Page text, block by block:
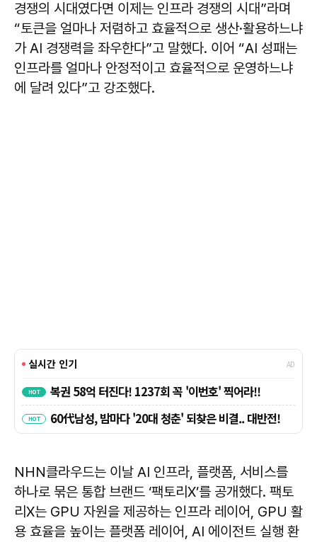
경쟁의 시대였다면 이제는 인프라 경쟁의 시대”라며
“토큰을 얼마나 저렴하고 효율적으로 생산·활용하느냐
가 AI 경쟁력을 좌우한다”고 말했다. 이어 “AI 성패는
인프라를 얼마나 안정적이고 효율적으로 운영하느냐
에 달려 있다”고 강조했다.
NHN클라우드는 이날 AI 인프라, 플랫폼, 서비스를
하나로 묶은 통합 브랜드 ‘팩토리X’를 공개했다. 팩토
리X는 GPU 자원을 제공하는 인프라 레이어, GPU 활
용 효율을 높이는 플랫폼 레이어, AI 에이전트 실행 환